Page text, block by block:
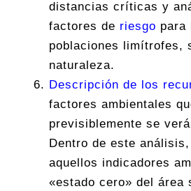
distancias críticas y
factores de riesgo para
poblaciones limítrofes,
naturaleza.
Descripción de los
factores ambientales
previsiblemente se
Dentro de este
aquellos indicadores
«estado cero» del área